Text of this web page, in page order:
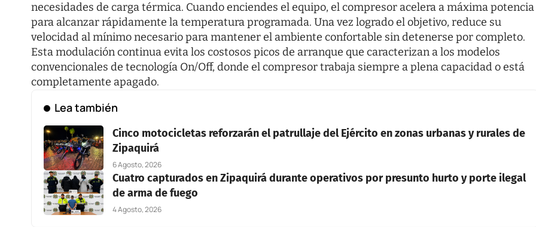
necesidades de carga térmica. Cuando enciendes el equipo, el compresor acelera a máxima potencia
para alcanzar rápidamente la temperatura programada. Una vez logrado el objetivo, reduce su
velocidad al mínimo necesario para mantener el ambiente confortable sin detenerse por completo.
Esta modulación continua evita los costosos picos de arranque que caracterizan a los modelos
convencionales de tecnología On/Off, donde el compresor trabaja siempre a plena capacidad o está
completamente apagado.
Lea también
Cinco motocicletas reforzarán el patrullaje del Ejército en zonas urbanas y rurales de
Zipaquirá
6 Agosto, 2026
Cuatro capturados en Zipaquirá durante operativos por presunto hurto y porte ilegal
de arma de fuego
4 Agosto, 2026